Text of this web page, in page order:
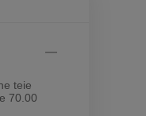
teie
70.00